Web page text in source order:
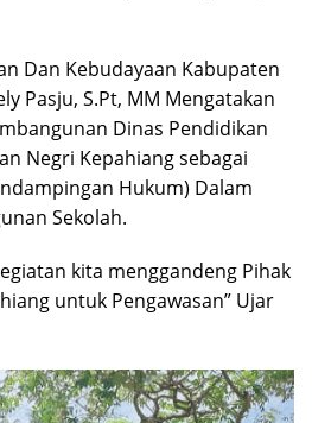
Dan Kebudayaan Kabupaten
Pasju, S.Pt, MM Mengatakan
Dinas Pendidikan
Negri Kepahiang sebagai
Hukum) Dalam
Sekolah.
kita menggandeng Pihak
untuk Pengawasan” Ujar